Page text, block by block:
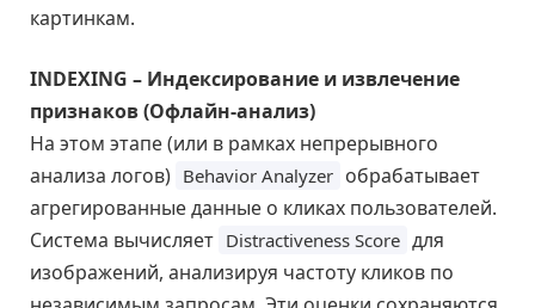
картинкам.
INDEXING – Индексирование и извлечение
признаков (Офлайн-анализ)
На этом этапе (или в рамках непрерывного
анализа логов) Behavior Analyzer обрабатывает
агрегированные данные о кликах пользователей.
Система вычисляет Distractiveness Score для
изображений, анализируя частоту кликов по